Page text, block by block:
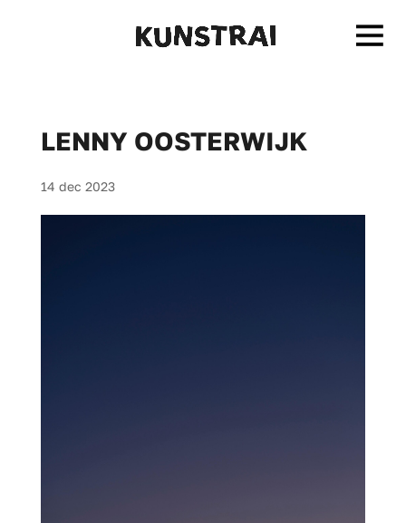
LENNY OOSTERWIJK
14 dec 2023